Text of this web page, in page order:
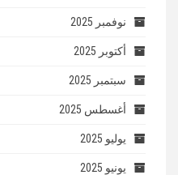
نوفمبر 2025
أكتوبر 2025
سبتمبر 2025
أغسطس 2025
يوليو 2025
يونيو 2025